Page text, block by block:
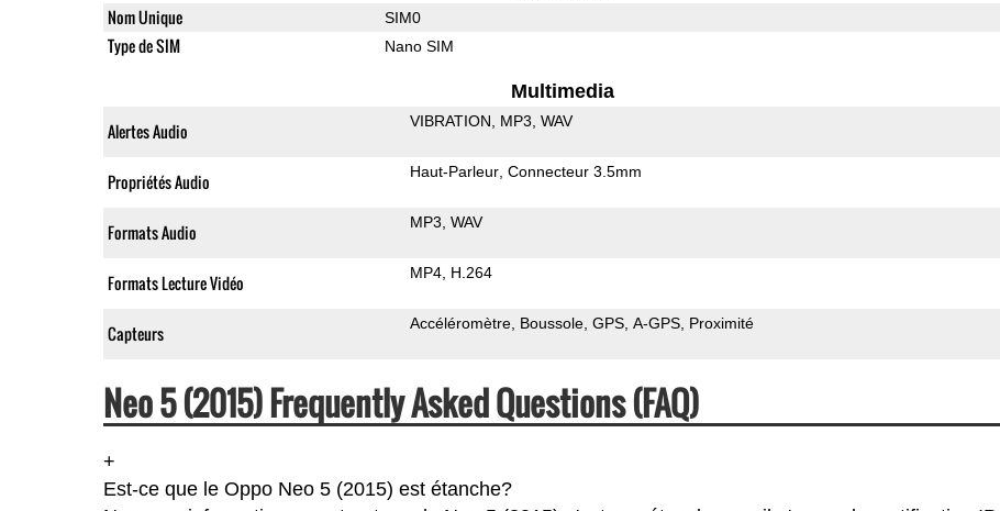
Nom Unique SIM0
Type de SIM Nano SIM
Multimedia
Alertes Audio VIBRATION MP3 WAV
Propriétés Audio Haut-Parleur Connecteur 3.5mm
Formats Audio MP3 WAV
Formats Lecture Vidéo MP4 H.264
Capteurs Accéléromètre Boussole GPS A-GPS Proximité
Neo 5 (2015) Frequently Asked Questions (FAQ)
+
Est-ce que le Oppo Neo 5 (2015) est étanche?